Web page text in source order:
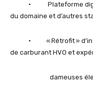
• Plateforme digitale
du domaine et d’autres
• « Rétrofit »
de carburant HVO et
dameuses